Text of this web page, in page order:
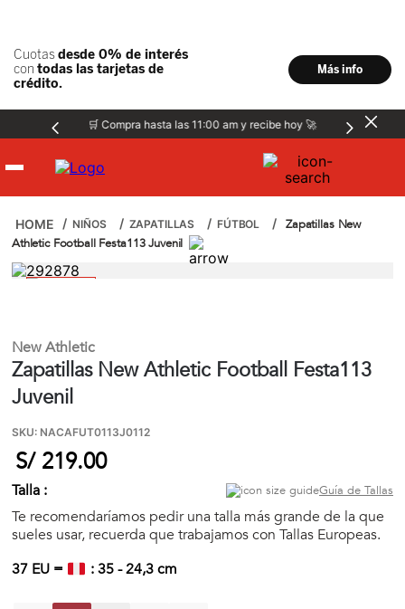
🛒 Compra hasta las 11:00 am y recibe hoy 🚀
Hombre
Accesorios
🏃‍♀️🏃‍♂️ Zona del Hincha
👀 Lo Nuevo
🤑 Zona Outlet
NIÑOS ZAPATILLAS FÚTBOL
Zapatillas New
Athletic Football Festa113 Juvenil
New Athletic
Zapatillas New Athletic Football Festa113
Juvenil
SKU: NACAFUT0113J0112
S/ 219.00
Talla : Guía de Tallas
Te recomendaríamos pedir una talla más grande de la que
sueles usar, recuerda que trabajamos con Tallas Europeas.
37 EU = :35-24,3cm